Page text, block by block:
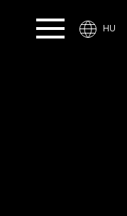
HU